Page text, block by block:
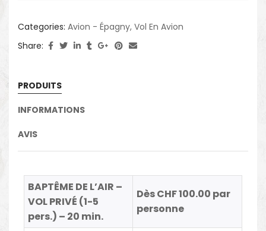
Categories: Avion - Épagny, Vol En Avion
Share:
PRODUITS
INFORMATIONS
AVIS
BAPTÊME DE L’AIR –
VOL PRIVÉ (1-5
pers.) – 20 min.
Dès CHF 100.00 par
personne